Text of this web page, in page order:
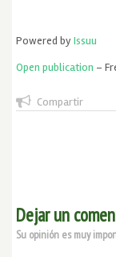
Powered byIssuu
Open publication –
Compartir
Dejar un
Su opinión es muy